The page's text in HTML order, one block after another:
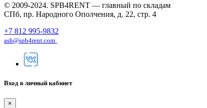
© 2009-2024. SPB4RENT — главный по складам
СПб, пр. Народного Ополчения, д. 22, стр. 4
+7 812 995-9832
ash@spb4rent.com
Вход в личный кабинет
×